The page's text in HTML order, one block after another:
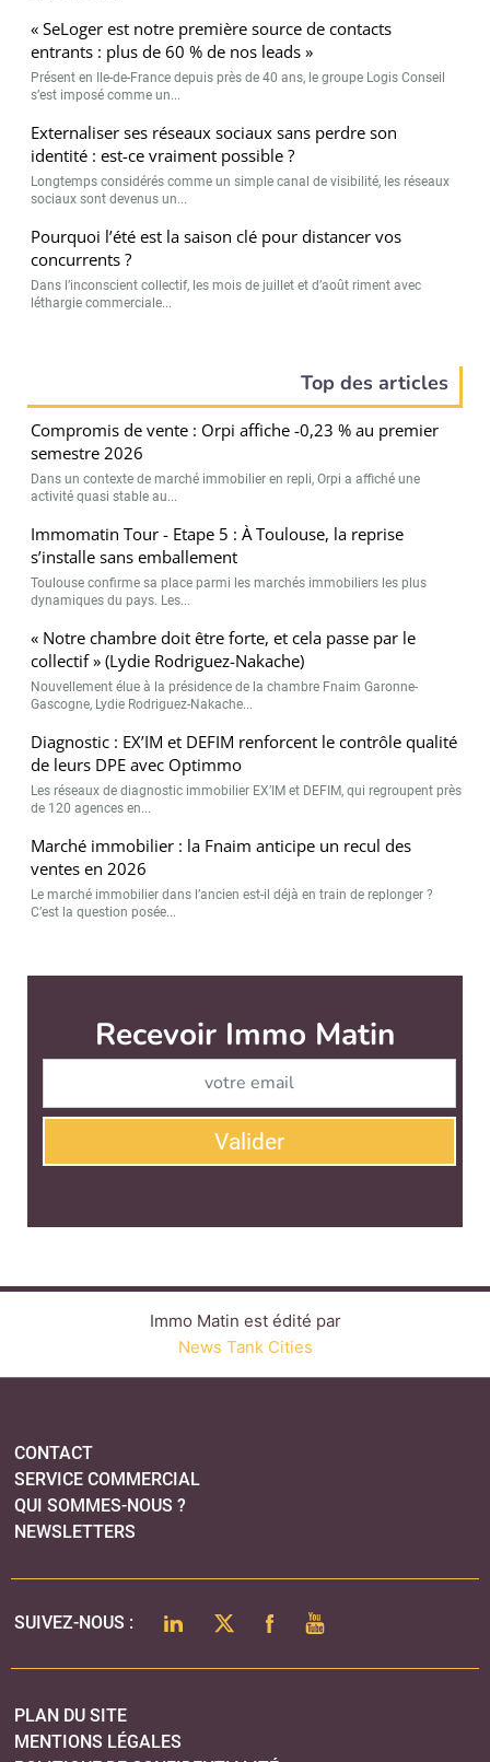
« SeLoger est notre première source de contacts
entrants : plus de 60 % de nos leads »
Présent en Ile-de-France depuis près de 40 ans, le groupe Logis Conseil
s’est imposé comme un...
Externaliser ses réseaux sociaux sans perdre son
identité : est-ce vraiment possible ?
Longtemps considérés comme un simple canal de visibilité, les réseaux
sociaux sont devenus un...
Pourquoi l’été est la saison clé pour distancer vos
concurrents ?
Dans l’inconscient collectif, les mois de juillet et d’août riment avec
léthargie commerciale...
Top des articles
Compromis de vente : Orpi affiche -0,23 % au premier
semestre 2026
Dans un contexte de marché immobilier en repli, Orpi a affiché une
activité quasi stable au...
Immomatin Tour - Etape 5 : À Toulouse, la reprise
s’installe sans emballement
Toulouse confirme sa place parmi les marchés immobiliers les plus
dynamiques du pays. Les...
« Notre chambre doit être forte, et cela passe par le
collectif » (Lydie Rodriguez-Nakache)
Nouvellement élue à la présidence de la chambre Fnaim Garonne-
Gascogne, Lydie Rodriguez-Nakache...
Diagnostic : EX’IM et DEFIM renforcent le contrôle qualité
de leurs DPE avec Optimmo
Les réseaux de diagnostic immobilier EX’IM et DEFIM, qui regroupent près
de 120 agences en...
Marché immobilier : la Fnaim anticipe un recul des
ventes en 2026
Le marché immobilier dans l’ancien est-il déjà en train de replonger ?
C’est la question posée...
Immo Matin est édité par
QUI SOMMES-NOUS ?
LINKEDINTWITTERFACEBOOK
YOUTUBE
MENTIONS LÉGALES
POLITIQUE DE CONFIDENTIALITÉ
COOKIES